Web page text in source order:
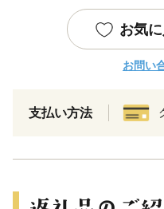
お気
お問い
支払い方法